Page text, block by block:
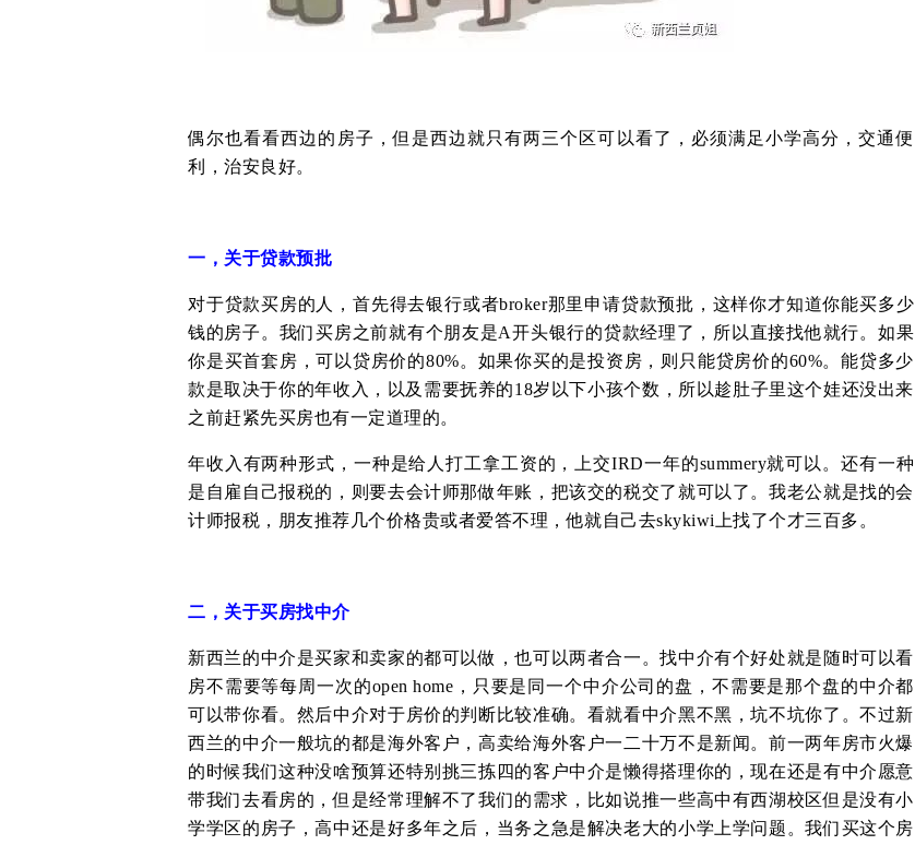
偶尔也看看西边的房子，但是西边就只有两三个区可以看了，必须满足小学高分，交通便
利，治安良好。
一，关于贷款预批
对于贷款买房的人，首先得去银行或者broker那里申请贷款预批，这样你才知道你能买多少
钱的房子。我们买房之前就有个朋友是A开头银行的贷款经理了，所以直接找他就行。如果
你是买首套房，可以贷房价的80%。如果你买的是投资房，则只能贷房价的60%。能贷多少
款是取决于你的年收入，以及需要抚养的18岁以下小孩个数，所以趁肚子里这个娃还没出来
之前赶紧先买房也有一定道理的。
年收入有两种形式，一种是给人打工拿工资的，上交IRD一年的summery就可以。还有一种
是自雇自己报税的，则要去会计师那做年账，把该交的税交了就可以了。我老公就是找的会
计师报税，朋友推荐几个价格贵或者爱答不理，他就自己去skykiwi上找了个才三百多。
二，关于买房找中介
新西兰的中介是买家和卖家的都可以做，也可以两者合一。找中介有个好处就是随时可以看
房不需要等每周一次的open home，只要是同一个中介公司的盘，不需要是那个盘的中介都
可以带你看。然后中介对于房价的判断比较准确。看就看中介黑不黑，坑不坑你了。不过新
西兰的中介一般坑的都是海外客户，高卖给海外客户一二十万不是新闻。前一两年房市火爆
的时候我们这种没啥预算还特别挑三拣四的客户中介是懒得搭理你的，现在还是有中介愿意
带我们去看房的，但是经常理解不了我们的需求，比如说推一些高中有西湖校区但是没有小
学学区的房子，高中还是好多年之后，当务之急是解决老大的小学上学问题。我们买这个房